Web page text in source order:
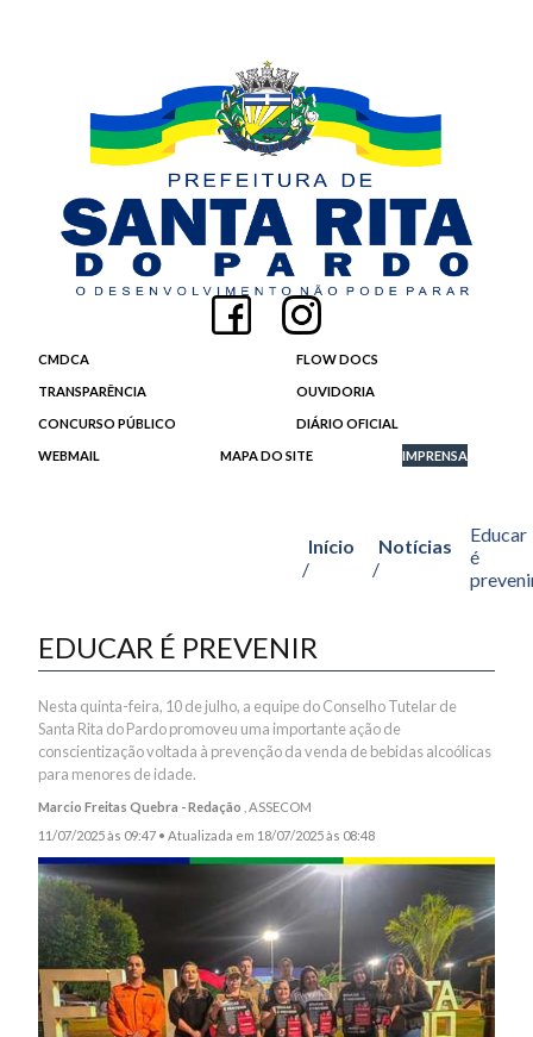
CMDCA FLOW DOCS
TRANSPARÊNCIA OUVIDORIA
CONCURSO PÚBLICO DIÁRIO OFICIAL
WEBMAIL MAPA DO SITE IMPRENSA
Início
/
Notícias
/
Educar
é
EDUCAR É PREVENIR
Nesta quinta-feira, 10 de julho, a equipe do Conselho Tutelar de
Santa Rita do Pardo promoveu uma importante ação de
conscientização voltada à prevenção da venda de bebidas alcoólicas
para menores de idade.
Marcio Freitas Quebra - Redação , ASSECOM
11/07/2025 às 09:47 • Atualizada em 18/07/2025 às 08:48